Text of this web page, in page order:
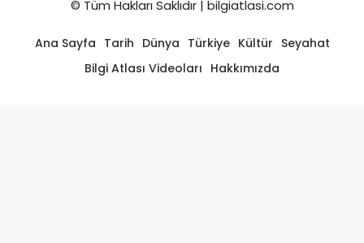
© Tüm Hakları Saklıdır | bilgiatlasi.com
Ana Sayfa Tarih Dünya Türkiye Kültür Seyahat
Bilgi Atlası Videoları Hakkımızda